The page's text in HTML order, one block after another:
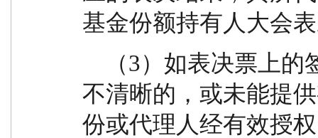
基金份额持有人大会
不清晰的，或未能提
份或代理人经有效授